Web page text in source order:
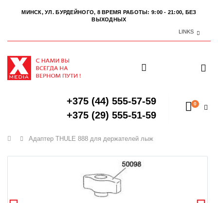
МИНСК, УЛ. БУРДЕЙНОГО, 8 ВРЕМЯ РАБОТЫ: 9:00 - 21:00, БЕЗ
ВЫХОДНЫХ
LINKS
+375 (44) 555-57-59
+375 (29) 555-51-59
0
Главная
Адаптер THULE 888 для держателей лыж